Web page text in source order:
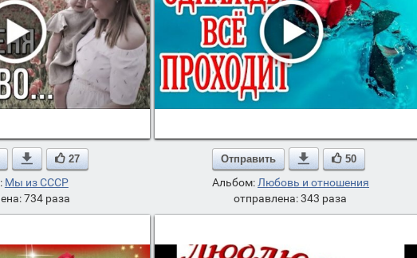
 27
Мы из СССР
734 раза
Отправить  50
Альбом: Любовь и отношения
отправлена: 343 раза